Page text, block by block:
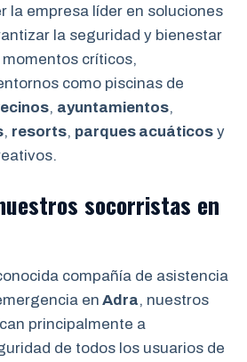
la empresa líder en soluciones
la seguridad y bienestar
críticos,
como piscinas de
, ayuntamientos,
, resorts, parques acuáticos y
socorristas en
compañía de asistencia
en Adra, nuestros
principalmente a
de todos los usuarios de